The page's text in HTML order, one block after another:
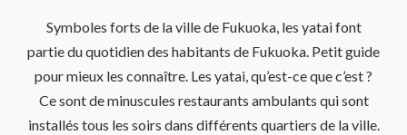
Symboles forts de la ville de Fukuoka, les yatai font
partie du quotidien des habitants de Fukuoka. Petit guide
pour mieux les connaître. Les yatai, qu’est-ce que c’est ?
Ce sont de minuscules restaurants ambulants qui sont
installés tous les soirs dans différents quartiers de la ville.